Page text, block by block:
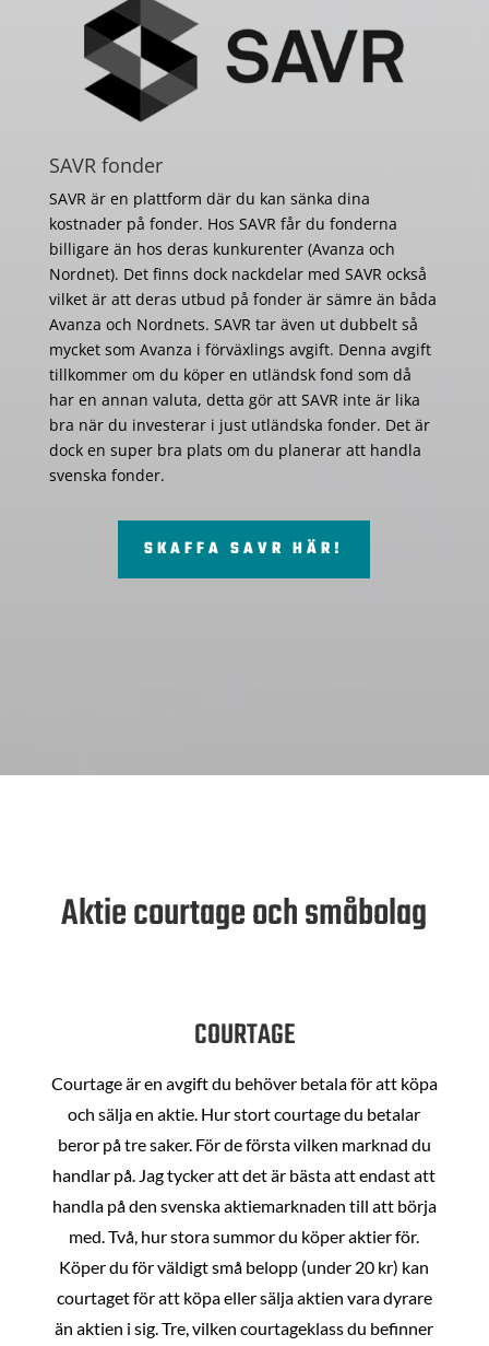
SAVR fonder
SAVR är en plattform där du kan sänka dina
kostnader på fonder. Hos SAVR får du fonderna
billigare än hos deras kunkurenter (Avanza och
Nordnet). Det finns dock nackdelar med SAVR också
vilket är att deras utbud på fonder är sämre än båda
Avanza och Nordnets. SAVR tar även ut dubbelt så
mycket som Avanza i förväxlings avgift. Denna avgift
tillkommer om du köper en utländsk fond som då
har en annan valuta, detta gör att SAVR inte är lika
bra när du investerar i just utländska fonder. Det är
dock en super bra plats om du planerar att handla
svenska fonder.
SKAFFA SAVR HÄR!
Aktie courtage och småbolag
COURTAGE
Courtage är en avgift du behöver betala för att köpa
och sälja en aktie. Hur stort courtage du betalar
beror på tre saker. För de första vilken marknad du
handlar på. Jag tycker att det är bästa att endast att
handla på den svenska aktiemarknaden till att börja
med. Två, hur stora summor du köper aktier för.
Köper du för väldigt små belopp (under 20 kr) kan
courtaget för att köpa eller sälja aktien vara dyrare
än aktien i sig. Tre, vilken courtageklass du befinner